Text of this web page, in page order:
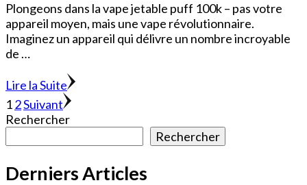
Plongeons dans la vape jetable puff 100k – pas votre
appareil moyen, mais une vape révolutionnaire.
Imaginez un appareil qui délivre un nombre incroyable
de …
Lire la Suite
Pagination
des
publications
Page
1Page
2Suivant
Rechercher
Rechercher
Derniers Articles